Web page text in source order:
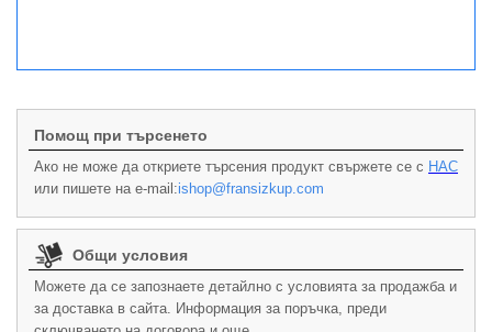
Помощ при търсенето
Ако не може да откриете търсения продукт свържете се с НАС
или пишете на e-mail:ishop@fransizkup.com
Общи условия
Можете да се запознаете детайлно с условията за продажба и
за доставка в сайта. Информация за поръчка, преди